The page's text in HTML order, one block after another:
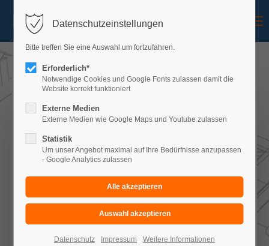
Balkon Konfigurator
IHRE AUSWAHL
Balkon:einstöckig
Wandbefestigung mit zwei Stützen
Treppe:ohne
Überdachung:
Stahlteile:feuerverzinkt
Datenschutzeinstellungen
Bitte treffen Sie eine Auswahl um fortzufahren.
Erforderlich*
Notwendige Cookies und Google Fonts zulassen damit die
Website korrekt funktioniert
Externe Medien
Externe Medien wie Google Maps und Youtube zulassen
Statistik
Um unser Angebot maximal auf Ihre Bedürfnisse anzupassen
- Google Analytics zulassen
Datenschutz Impressum Weitere Informationen